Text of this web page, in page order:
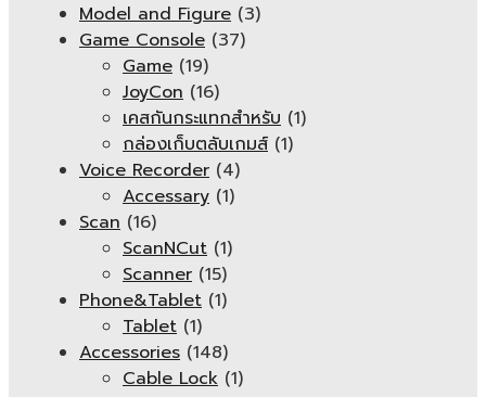
Model and Figure (3)
Game Console (37)
Game (19)
JoyCon (16)
เคสกันกระแทกสำหรับ (1)
กล่องเก็บตลับเกมส์ (1)
Voice Recorder (4)
Accessary (1)
Scan (16)
ScanNCut (1)
Scanner (15)
Phone&Tablet (1)
Tablet (1)
Accessories (148)
Cable Lock (1)